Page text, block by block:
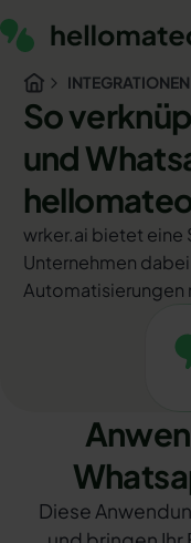
INTEGRATIONEN
So
und
wrker.ai bietet eine
Unternehmen
Automatisierungen
Diese